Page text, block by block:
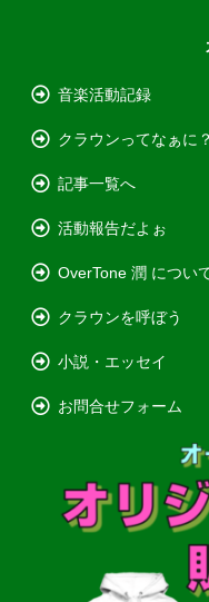
音楽活動記録
クラウンってなぁに？
記事一覧へ
活動報告だよぉ
OverTone 潤 につい
クラウンを呼ぼう
小説・エッセイ
お問合せフォーム